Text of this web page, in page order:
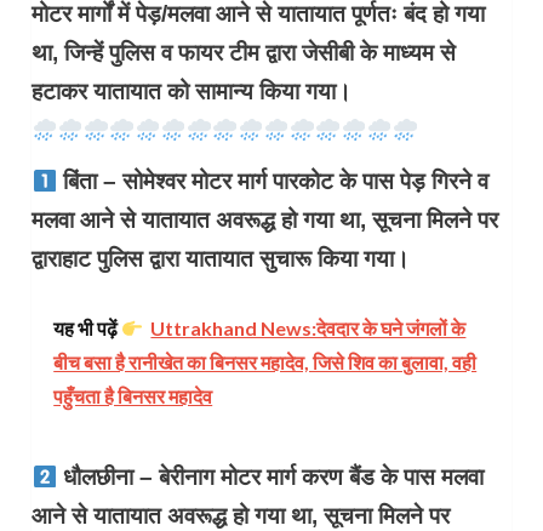
मोटर मार्गों में पेड़/मलवा आने से यातायात पूर्णतः बंद हो गया
था, जिन्हें पुलिस व फायर टीम द्वारा जेसीबी के माध्यम से
हटाकर यातायात को सामान्य किया गया।
बिंता – सोमेश्वर मोटर मार्ग पारकोट के पास पेड़ गिरने व
मलवा आने से यातायात अवरूद्ध हो गया था, सूचना मिलने पर
द्वाराहाट पुलिस द्वारा यातायात सुचारू किया गया।
यह भी पढ़ें
Uttrakhand News:देवदार के घने जंगलों के
बीच बसा है रानीखेत का बिनसर महादेव, जिसे शिव का बुलावा, वही
पहुँचता है बिनसर महादेव
धौलछीना – बेरीनाग मोटर मार्ग करण बैंड के पास मलवा
आने से यातायात अवरूद्ध हो गया था, सूचना मिलने पर